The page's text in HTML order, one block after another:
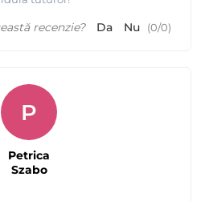
recenzie? Da Nu (0/0)
P
Petrica
Szabo